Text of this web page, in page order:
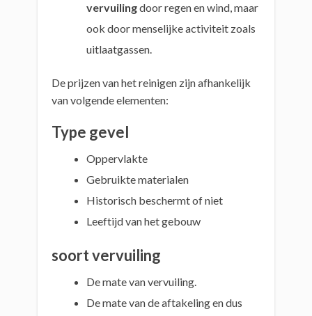
vervuilingdoor regen en wind, maar
ook door menselijke activiteit zoals
uitlaatgassen.
De prijzen van het reinigen zijn afhankelijk
van volgende elementen:
Type gevel
Oppervlakte
Gebruikte materialen
Historisch beschermt of niet
Leeftijd van het gebouw
soort vervuiling
De mate van vervuiling.
De mate van de aftakeling en dus